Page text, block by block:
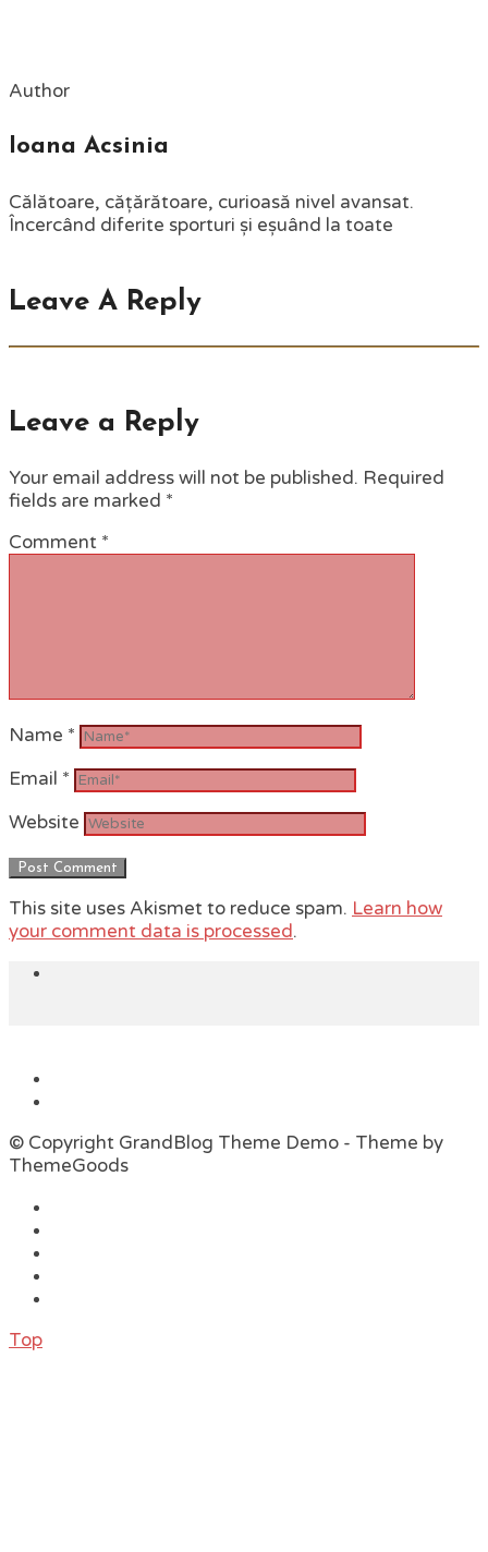
Author
Ioana Acsinia
Călătoare, cățărătoare, curioasă nivel avansat.
Încercând diferite sporturi și eșuând la toate
Leave A Reply
Leave a Reply
Your email address will not be published. Required
fields are marked *
Comment *
Name *
Email *
Website
This site uses Akismet to reduce spam. Learn how
your comment data is processed.
© Copyright GrandBlog Theme Demo - Theme by
ThemeGoods
Top